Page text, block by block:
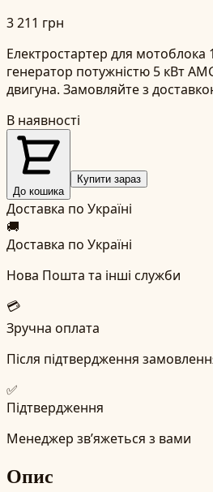
3 211 грн
Електростартер для мотоблока
генератор потужністю 5 кВт
двигуна. Замовляйте з
В наявності
До кошика
Купити зараз
Доставка по Україні
🚚
Доставка по Україні
Нова Пошта та інші служби
💳
Зручна оплата
Після підтвердження
✅
Підтвердження
Менеджер зв’яжеться з вами
Опис